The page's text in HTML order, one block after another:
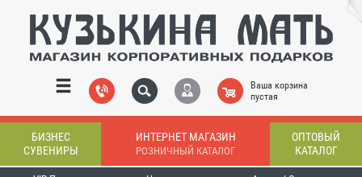
Ваша корзина
пустая
БИЗНЕС
СУВЕНИРЫ
ИНТЕРНЕТ МАГАЗИН
РОЗНИЧНЫЙ КАТАЛОГ
ОПТОВЫЙ
КАТАЛОГ